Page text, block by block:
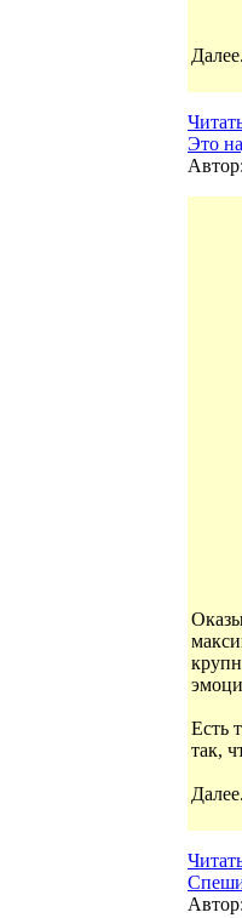
Это
Автор:
Есть
так,
Автор: